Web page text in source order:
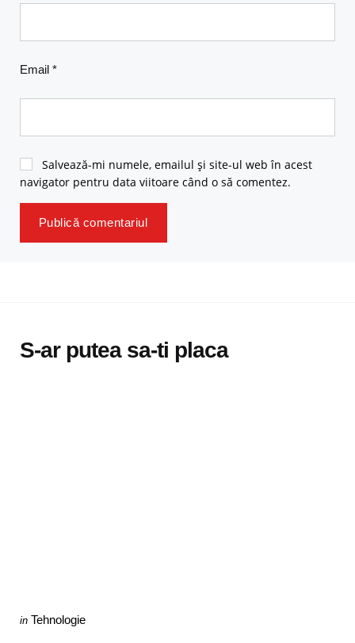
Email *
Salvează-mi numele, emailul și site-ul web în acest
navigator pentru data viitoare când o să comentez.
S-ar putea sa-ti placa
Categories
Posted
in Tehnologie